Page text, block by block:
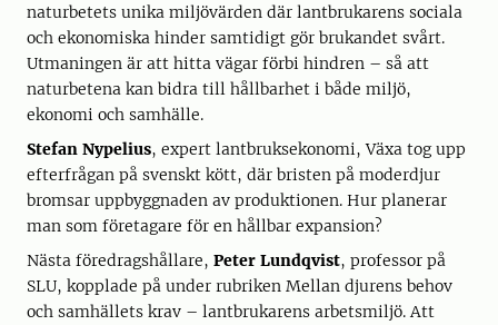
naturbetets unika miljövärden där lantbrukarens sociala
och ekonomiska hinder samtidigt gör brukandet svårt.
Utmaningen är att hitta vägar förbi hindren – så att
naturbetena kan bidra till hållbarhet i både miljö,
ekonomi och samhälle.
Stefan Nypelius, expert lantbruksekonomi, Växa tog upp
efterfrågan på svenskt kött, där bristen på moderdjur
bromsar uppbyggnaden av produktionen. Hur planerar
man som företagare för en hållbar expansion?
Nästa föredragshållare, Peter Lundqvist, professor på
SLU, kopplade på under rubriken Mellan djurens behov
och samhällets krav – lantbrukarens arbetsmiljö. Att